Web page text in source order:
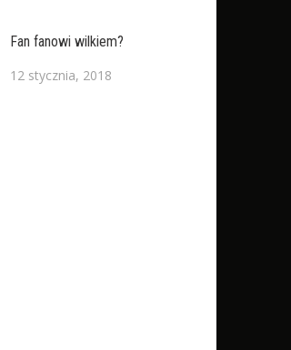
Fan fanowi wilkiem?
12 stycznia, 2018